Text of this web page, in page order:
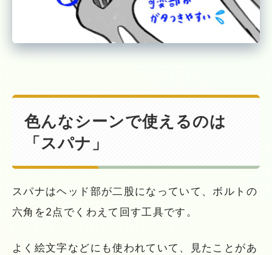
色んなシーンで使えるのは
「スパナ」
スパナはヘッド部が二股になっていて、ボルトの
六角を2点でくわえて回す工具です。
よく絵文字などにも使われていて、見たことがあ